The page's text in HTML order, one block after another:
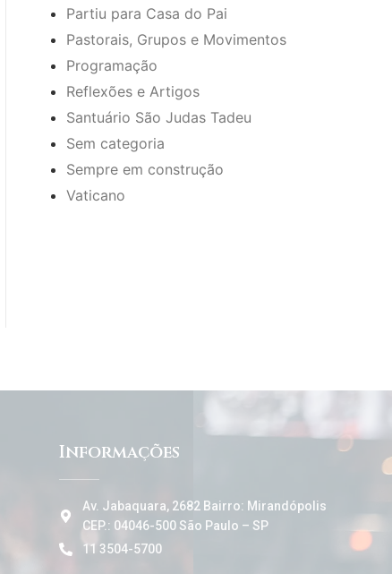
Partiu para Casa do Pai
Pastorais, Grupos e Movimentos
Programação
Reflexões e Artigos
Santuário São Judas Tadeu
Sem categoria
Sempre em construção
Vaticano
Informações
Av. Jabaquara, 2682 Bairro: Mirandópolis
CEP.: 04046-500 São Paulo – SP
11 3504-5700